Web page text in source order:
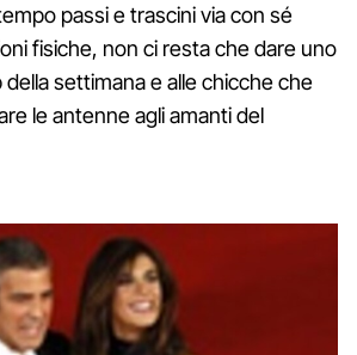
passi e trascini via con sé
fisiche, non ci resta che dare uno
settimana e alle chicche che
le antenne agli amanti del